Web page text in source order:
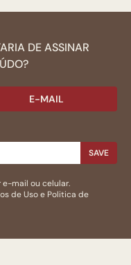
DE ASSINAR
E-MAIL
SAVE
mail ou celular.
de Usoe Politica de